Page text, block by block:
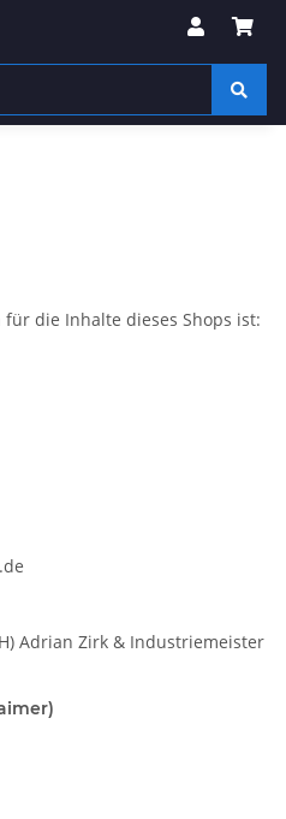
die Inhalte dieses Shops ist:
Adrian Zirk & Industriemeister